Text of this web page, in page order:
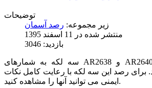
توضیحات
زیر مجموعه: رصد آسمان
منتشر شده در 11 اسفند 1395
بازدید: 3046
سه لکه به شمارهای AR2638 و AR2640 و AR2641 بر روی
برای رصد این سه لکه با رعایت کامل نکات
ایمنی می توانید آنها را مشاهده کنید.